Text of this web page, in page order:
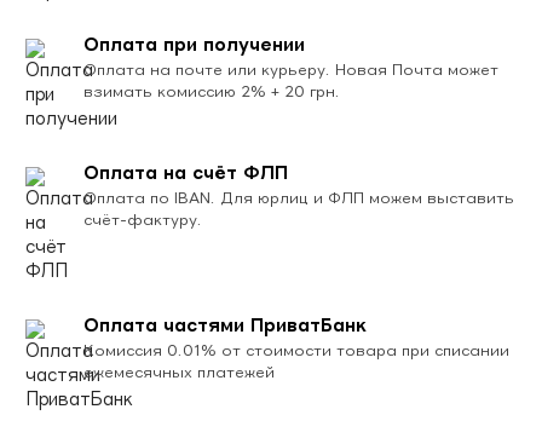
Оплата при получении
Оплата на почте или курьеру. Новая Почта может
взимать комиссию 2% + 20 грн.
Оплата на счёт ФЛП
Оплата по IBAN. Для юрлиц и ФЛП можем выставить
счёт-фактуру.
Оплата частями ПриватБанк
Комиссия 0.01% от стоимости товара при списании
ежемесячных платежей